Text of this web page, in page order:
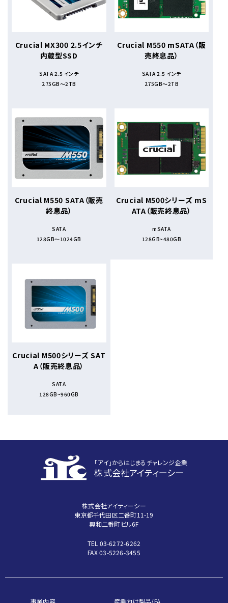
Crucial MX300 2.5インチ
内蔵型SSD
SATA 2.5 インチ
275GB～2TB
Crucial M550 mSATA（販
売終息品）
SATA 2.5 インチ
275GB～2TB
Crucial M550 SATA（販売
終息品）
SATA
128GB～1024GB
Crucial M500シリーズ mS
ATA（販売終息品）
mSATA
128GB~480GB
Crucial M500シリーズ SAT
A（販売終息品）
SATA
128GB~960GB
｢アイ｣からはじまるチャレンジ企業
株式会社アイティーシー
株式会社アイティーシー
東京都千代田区二番町11-19
興和二番町ビル6F
TEL 03-6272-6262
FAX 03-5226-3455
事業内容 産業向け製品/FA